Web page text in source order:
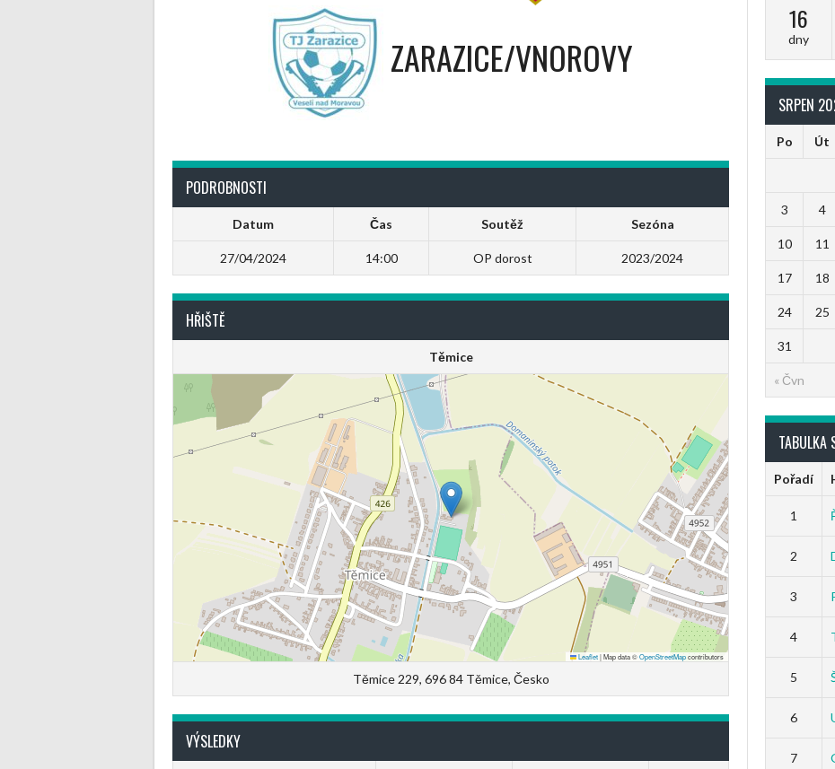
ZARAZICE/VNOROVY
PODROBNOSTI
Datum Čas Soutěž Sezóna
27/04/2024 14:00 OP dorost 2023/2024
HŘIŠTĚ
Těmice
Leaflet|Map data ©OpenStreetMapcontributors
Těmice 229, 696 84 Těmice, Česko
VÝSLEDKY
16
dny
SRPEN
Po Út
« Čvn
3 4
10 11
17 18
24 25
31
TABULKA
Pořadí
1
2
3
4
5
6
7